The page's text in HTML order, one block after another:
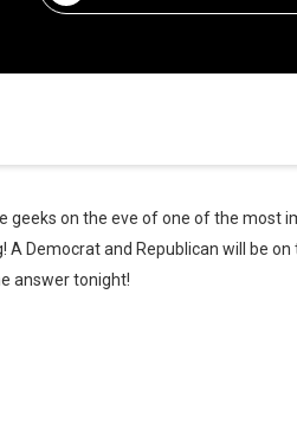
on the eve of one of the most
A Democrat and Republican will be
answer tonight!